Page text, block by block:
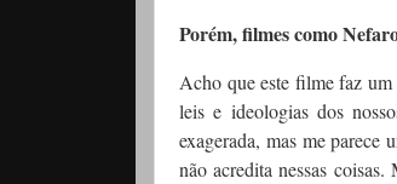
Porém, filmes como
Acho que este filme faz
leis e ideologias dos
exagerada, mas me
não acredita nessas